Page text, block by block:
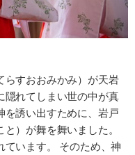
らすおおみかみ）が天岩
隠れてしまい世の中が真
を誘い出すために、岩戸
）が舞を舞いました。
ています。 そのため、神